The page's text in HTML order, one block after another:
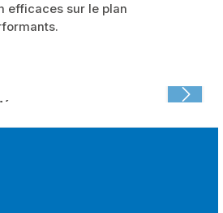
efficaces sur le plan
: